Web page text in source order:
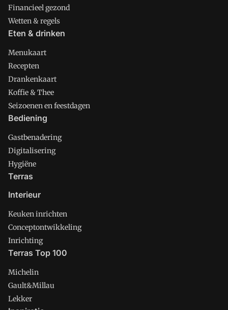
Financieel gezond
Wetten & regels
Eten & drinken
Menukaart
Recepten
Drankenkaart
Koffie & Thee
Seizoenen en feestdagen
Bediening
Gastbenadering
Digitalisering
Hygiëne
Terras
Interieur
Keuken inrichten
Conceptontwikkeling
Inrichting
Terras Top 100
Michelin
Gault&Millau
Lekker